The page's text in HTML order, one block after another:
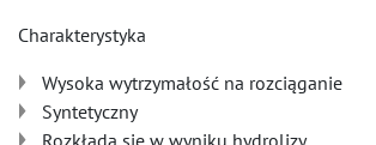
Charakterystyka
Wysoka wytrzymałość na rozciąganie
Syntetyczny
Rozkłada się w wyniku hydrolizy